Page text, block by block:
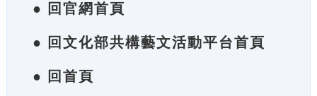
● 回官網首頁
● 回文化部共構藝文活動平台首頁
● 回首頁